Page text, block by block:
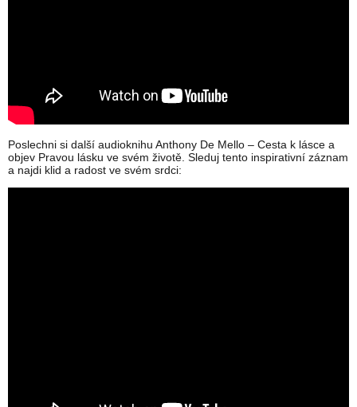
Poslechni si další audioknihu Anthony De Mello – Cesta k lásce a
objev Pravou lásku ve svém životě. Sleduj tento inspirativní záznam
a najdi klid a radost ve svém srdci: